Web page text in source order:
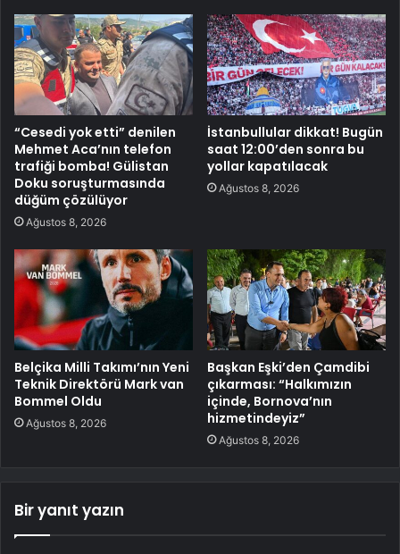
“Cesedi yok etti” denilen
Mehmet Aca’nın telefon
trafiği bomba! Gülistan
Doku soruşturmasında
düğüm çözülüyor
Ağustos 8, 2026
İstanbullular dikkat! Bugün
saat 12:00’den sonra bu
yollar kapatılacak
Ağustos 8, 2026
Belçika Milli Takımı’nın Yeni
Teknik Direktörü Mark van
Bommel Oldu
Ağustos 8, 2026
Başkan Eşki’den Çamdibi
çıkarması: “Halkımızın
içinde, Bornova’nın
hizmetindeyiz”
Ağustos 8, 2026
Bir yanıt yazın